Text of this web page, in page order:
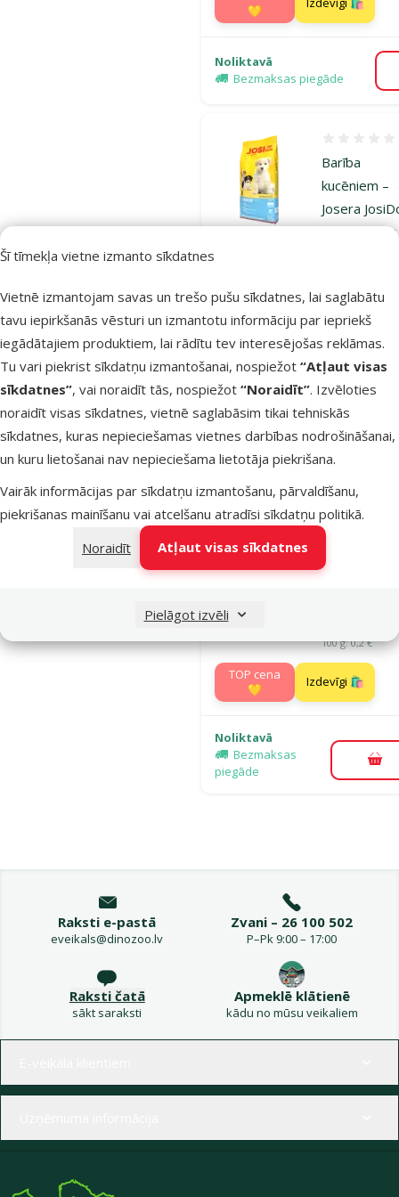
Šī tīmekļa vietne izmanto sīkdatnes
Vietnē izmantojam savas un trešo pušu sīkdatnes, lai saglabātu
tavu iepirkšanās vēsturi un izmantotu informāciju par iepriekš
iegādātajiem produktiem, lai rādītu tev interesējošas reklāmas.
Tu vari piekrist sīkdatņu izmantošanai, nospiežot “Atļaut visas
sīkdatnes”, vai noraidīt tās, nospiežot “Noraidīt”. Izvēloties
noraidīt visas sīkdatnes, vietnē saglabāsim tikai tehniskās
sīkdatnes, kuras nepieciešamas vietnes darbības nodrošināšanai,
un kuru lietošanai nav nepieciešama lietotāja piekrišana.
Vairāk informācijas par sīkdatņu izmantošanu, pārvaldīšanu,
piekrišanas mainīšanu vai atcelšanu atradīsi sīkdatņu politikā.
Noraidīt
Atļaut visas sīkdatnes
Pielāgot izvēli
💛
Noliktavā
Bezmaksas piegāde
Barība
kucēniem –
Josera
Junior, 15 kg
Cena par
100 g: 0,2 €
TOP cena
Izdevīgi 🛍️
Noliktavā
Bezmaksas
piegāde
Barība
Economy,
Atsauksmes
100 g: 0,2 €
TOP cena
💛
Izdevīgi 🛍️
Noliktavā
Bezmaksas
piegāde
Raksti e-pastā
eveikals@dinozoo.lv
Zvani – 26 100 502
P–Pk 9:00 – 17:00
Raksti čatā
sākt saraksti
Apmeklē klātienē
kādu no mūsu veikaliem